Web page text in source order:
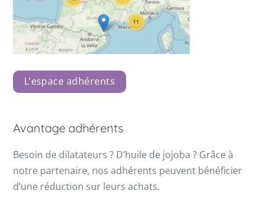
L’espace adhérents
Avantage adhérents
Besoin de dilatateurs ? D’huile de jojoba ? Grâce à
notre partenaire, nos adhérents peuvent bénéficier
d’une réduction sur leurs achats.